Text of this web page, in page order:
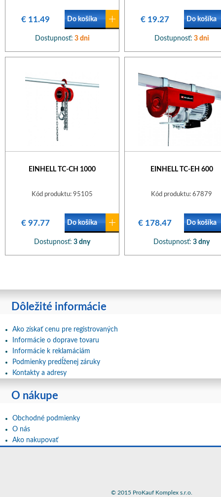
€ 11.49 Do košíka
Dostupnosť: 3 dni
€ 19.27 Do košíka
Dostupnosť: 3 dni
EINHELL TC-CH 1000
Kód produktu: 95105
€ 97.77 Do košíka
Dostupnosť: 3 dny
EINHELL TC-EH 600
Kód produktu: 67879
€ 178.47 Do košíka
Dostupnosť: 3 dny
Dôležité informácie
Ako získať cenu pre registrovaných
Informácie o doprave tovaru
Informácie k reklamáciám
Podmienky predĺženej záruky
Kontakty a adresy
O nákupe
Obchodné podmienky
O nás
Ako nakupovať
© 2015 ProKauf Komplex s.r.o.